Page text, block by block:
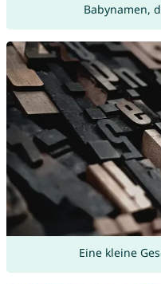
Babynamen,
Eine kleine